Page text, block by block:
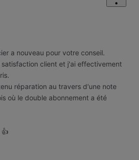
a nouveau pour votre conseil.
client et j'ai effectivement
réparation au travers d'une note
où le double abonnement a été